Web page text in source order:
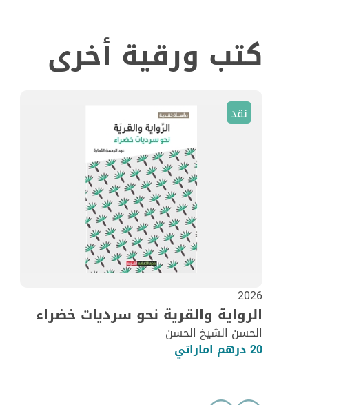
كتب ورقية أخرى
نقد
2026
الرواية والقرية نحو سرديات خضراء
الحسن الشيخ الحسن
20 درهم اماراتي